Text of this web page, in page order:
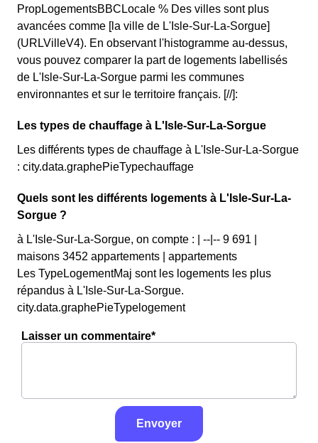
PropLogementsBBCLocale % Des villes sont plus
avancées comme [la ville de L'Isle-Sur-La-Sorgue]
(URLVilleV4). En observant l'histogramme au-dessus,
vous pouvez comparer la part de logements labellisés
de L'Isle-Sur-La-Sorgue parmi les communes
environnantes et sur le territoire français. [//]:
Les types de chauffage à L'Isle-Sur-La-Sorgue
Les différents types de chauffage à L'Isle-Sur-La-Sorgue
: city.data.graphePieTypechauffage
Quels sont les différents logements à L'Isle-Sur-La-
Sorgue ?
à L'Isle-Sur-La-Sorgue, on compte : | --|-- 9 691 |
maisons 3452 appartements | appartements
Les TypeLogementMaj sont les logements les plus
répandus à L'Isle-Sur-La-Sorgue.
city.data.graphePieTypelogement
Laisser un commentaire*
Envoyer